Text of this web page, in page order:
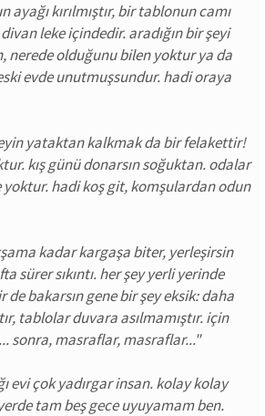
ayağı kırılmıştır, bir tablonun camı
leke içindedir. aradığın bir şeyi
nerede olduğunu bilen yoktur ya da
evde unutmuşsundur. hadi oraya
yataktan kalkmak da bir felakettir!
kış günü donarsın soğuktan. odalar
hadi koş git, komşulardan odun
kadar kargaşa biter, yerleşirsin
sürer sıkıntı. her şey yerli yerinde
de bakarsın gene bir şey eksik: daha
tablolar duvara asılmamıştır. için
sonra, masraflar, masraflar..."
evi çok yadırgar insan. kolay kolay
tam beş gece uyuyamam ben.